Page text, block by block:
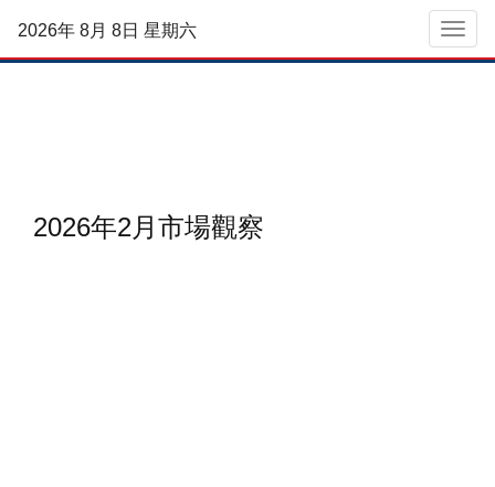
菜單
2026年 8月 8日 星期六
2026年2月市場觀察